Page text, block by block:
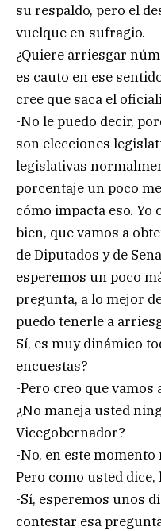
su respaldo, pero el
vuelque en sufragio.
¿Quiere arriesgar
es cauto en ese
cree que saca el
-No le puedo decir,
son elecciones
legislativas
porcentaje un poco
cómo impacta eso. Yo
bien, que vamos a
de Diputados y de
esperemos un poco
pregunta, a lo mejor
puedo tenerle a
Sí, es muy dinámico
encuestas?
-Pero creo que vamos
¿No maneja usted
Vicegobernador?
-No, en este momento
Pero como usted dice,
-Sí, esperemos unos
contestar esa